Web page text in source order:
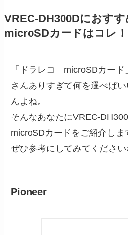
VREC-DH300Dにおすす
microSDカードはコレ！
「ドラレコ microSDカード
さんありすぎて何を選べば
んよね。
そんなあなたにVREC-
microSDカードをご紹介しま
ぜひ参考にしてみてください
Pioneer